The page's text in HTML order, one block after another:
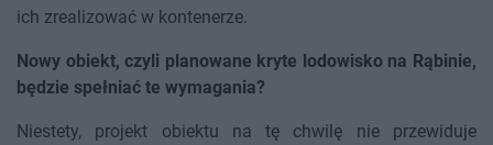
ich zrealizować w kontenerze.
Nowy obiekt, czyli planowane kryte lodowisko na Rąbinie,
będzie spełniać te wymagania?
Niestety, projekt obiektu na tę chwilę nie przewiduje